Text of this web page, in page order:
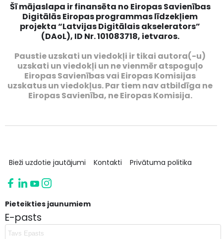
Šī mājaslapa ir finansēta no Eiropas Savienības
Digitālās Eiropas programmas līdzekļiem
projekta “Latvijas Digitālais akselerators”
(DAoL), ID Nr. 101083718, ietvaros.
Paustie uzskati un viedokļi ir tikai autora(-u)
uzskati un viedokļi un ne vienmēr atspoguļo
Eiropas Savienības vai Eiropas Komisijas
uzskatus un viedokļus. Par tiem nav atbildīga ne
Eiropas Savienība, ne Eiropas Komisija.
Bieži uzdotie jautājumi Kontakti Privātuma politika
Pieteikties jaunumiem
E-pasts